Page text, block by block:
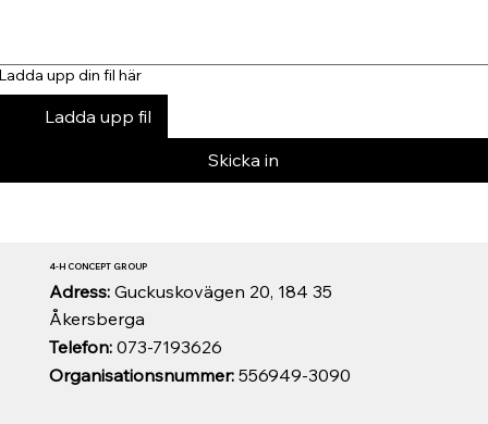
upp din fil här
Ladda upp fil
Skicka in
Organisationsnummer:556949-3090
Telefon:073-7193626
Adress: Guckuskovägen 20, 184 35
Åkersberga
4-H CONCEPT GROUP